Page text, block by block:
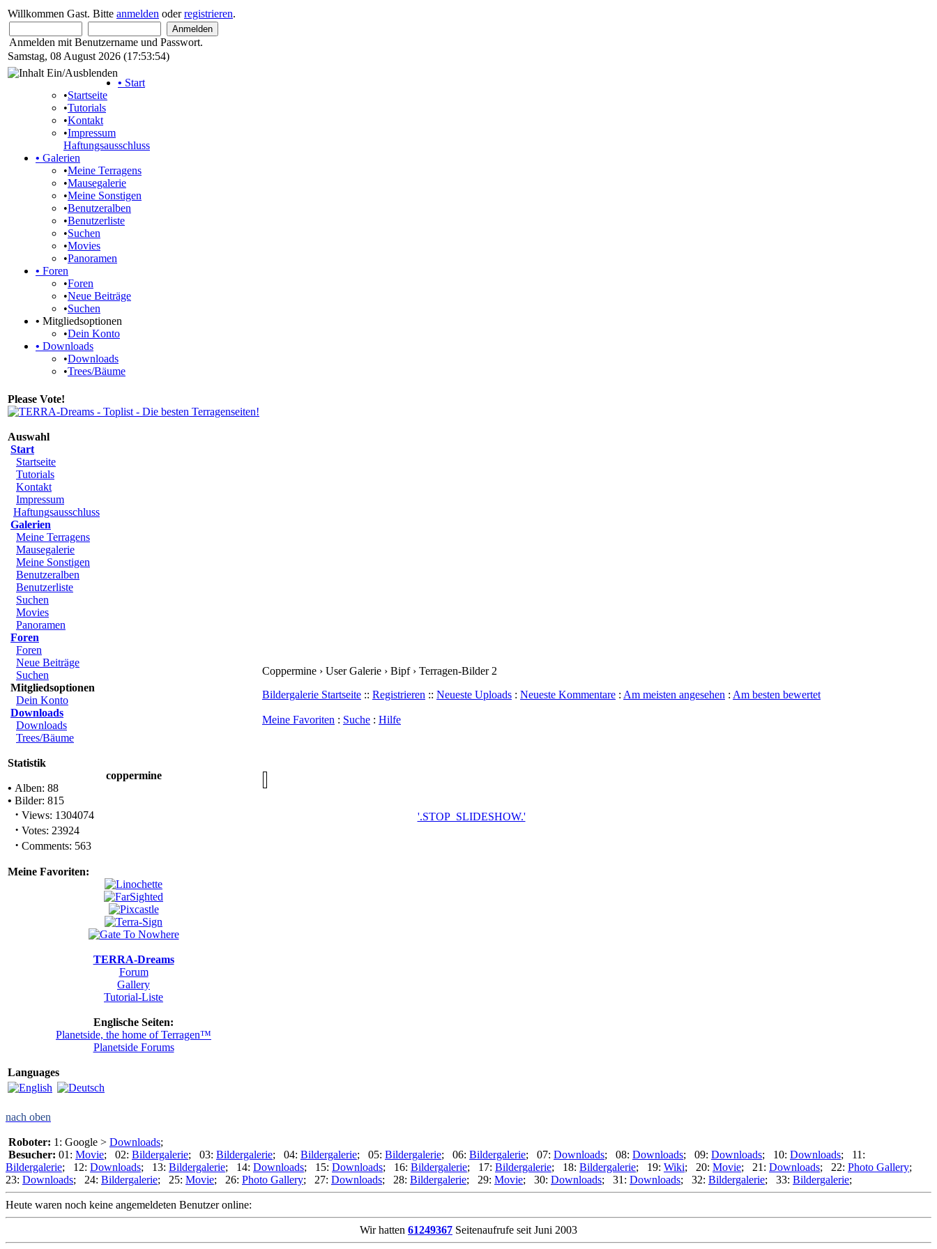
Willkommen Gast. Bitte anmelden oderregistrieren.
Anmelden mit Benutzername und Passwort.
Samstag, 08 August 2026 (17:53:54)
• Start
•Startseite
•Tutorials
•Kontakt
•Impressum
Haftungsausschluss
• Galerien
•Meine Terragens
•Mausegalerie
•Meine Sonstigen
•Benutzeralben
•Benutzerliste
•Suchen
•Movies
•Panoramen
• Foren
•Foren
•Neue Beiträge
•Suchen
• Mitgliedsoptionen
•Dein Konto
• Downloads
•Downloads
•Trees/Bäume
Please Vote!
Auswahl
Start
Startseite
Tutorials
Kontakt
Impressum
Haftungsausschluss
Galerien
Meine Terragens
Mausegalerie
Meine Sonstigen
Benutzeralben
Benutzerliste
Suchen
Movies
Panoramen
Foren
Foren
Neue Beiträge
Suchen
Mitgliedsoptionen
Dein Konto
Downloads
Downloads
Trees/Bäume
Statistik
coppermine
• Alben: 88
• Bilder: 815
· Views: 1304074
· Votes: 23924
· Comments: 563
Meine Favoriten:
TERRA-Dreams
Forum
Gallery
Tutorial-Liste
Englische Seiten:
Planetside, the home of Terragen™
Planetside Forums
Languages
Coppermine › User Galerie › Bipf › Terragen-Bilder 2
Bildergalerie Startseite :: Registrieren :: Neueste Uploads : Neueste Kommentare : Am meisten angesehen : Am besten bewertet
Meine Favoriten : Suche : Hilfe
'.STOP_SLIDESHOW.'
nach oben
Roboter: 1: Google > Downloads;
Besucher: 01: Movie; 02: Bildergalerie; 03: Bildergalerie; 04: Bildergalerie; 05: Bildergalerie; 06: Bildergalerie; 07: Downloads; 08: Downloads; 09: Downloads; 10: Downloads; 11:
Bildergalerie; 12: Downloads; 13: Bildergalerie; 14: Downloads; 15: Downloads; 16: Bildergalerie; 17: Bildergalerie; 18: Bildergalerie; 19: Wiki; 20: Movie; 21: Downloads; 22: Photo Gallery;
23: Downloads; 24: Bildergalerie; 25: Movie; 26: Photo Gallery; 27: Downloads; 28: Bildergalerie; 29: Movie; 30: Downloads; 31: Downloads; 32: Bildergalerie; 33: Bildergalerie;
Heute waren noch keine angemeldeten Benutzer online:
Wir hatten 61249367 Seitenaufrufe seit Juni 2003